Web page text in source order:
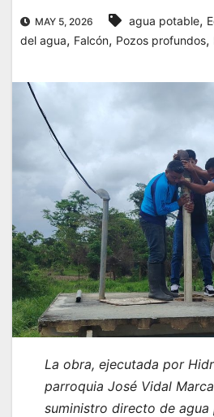
MAY 5, 2026 agua potable,
del agua, Falcón, Pozos profundos,
La obra, ejecutada por
parroquia José Vidal
suministro directo de agua